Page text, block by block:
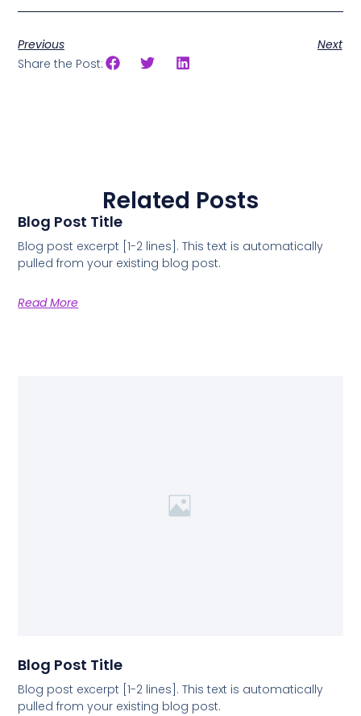
Previous
Next
Share the Post:
Related Posts
Blog Post Title
Blog post excerpt [1-2 lines]. This text is automatically
pulled from your existing blog post.
Read More
Blog Post Title
Blog post excerpt [1-2 lines]. This text is automatically
pulled from your existing blog post.